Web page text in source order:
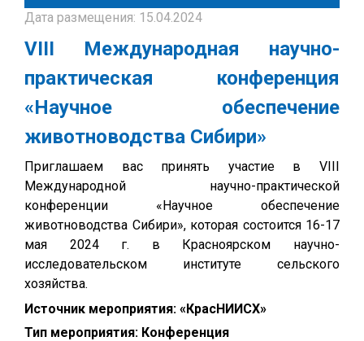
Дата размещения: 15.04.2024
VIII Международная научно-
практическая конференция
«Научное обеспечение
животноводства Сибири»
Приглашаем вас принять участие в VIII
Международной научно-практической
конференции «Научное обеспечение
животноводства Сибири», которая состоится 16-17
мая 2024 г. в Красноярском научно-
исследовательском институте сельского
хозяйства.
Источник мероприятия: «КрасНИИСХ»
Тип мероприятия: Конференция